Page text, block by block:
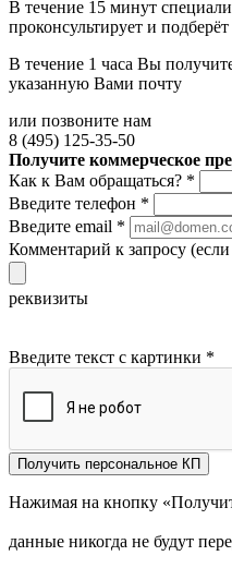
В течение 15 минут
проконсультирует и
В течение 1 часа Вы
указанную Вами почту
или позвоните нам
8 (495) 125-35-50
Получите коммерческое
Как к Вам обращаться? *
Введите телефон *
Введите email *
Комментарий к запросу (если
реквизиты
Введите текст с картинки *
Получить персональное КП
Нажимая на кнопку
данные никогда не будут